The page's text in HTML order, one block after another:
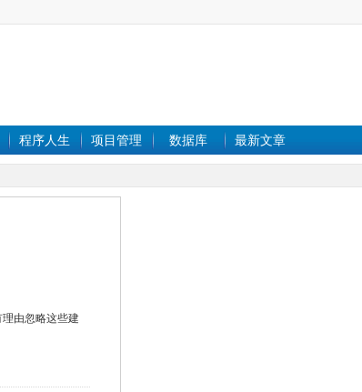
程序人生 项目管理 数据库 最新文章
由忽略这些建